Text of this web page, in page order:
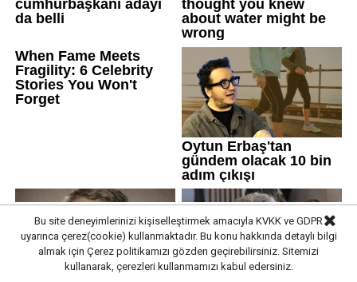
Bu site deneyimlerinizi kişiselleştirmek amacıyla KVKK ve GDPR
uyarınca çerez(cookie) kullanmaktadır. Bu konu hakkında detaylı bilgi
almak için Çerez politikamızı gözden geçirebilirsiniz. Sitemizi
kullanarak, çerezleri kullanmamızı kabul edersiniz.